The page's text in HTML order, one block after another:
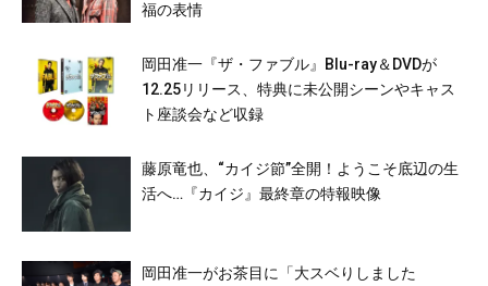
福の表情
岡田准一『ザ・ファブル』Blu-ray＆DVDが
12.25リリース、特典に未公開シーンやキャス
ト座談会など収録
藤原竜也、“カイジ節”全開！ようこそ底辺の生
活へ…『カイジ』最終章の特報映像
岡田准一がお茶目に「大スベりしました